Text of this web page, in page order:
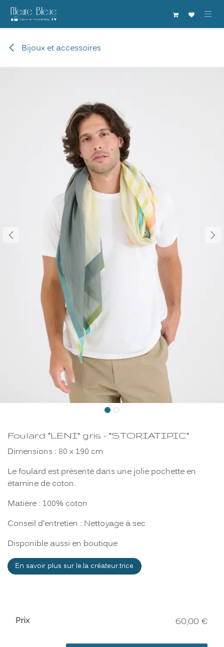
Se rendre au contenu
Bijoux et accessoires
Foulard "LENI" gris - "STORIATIPIC"
Dimensions : 80 x 190 cm
Le foulard est présenté dans une jolie pochette en
étamine de coton.
Matière : 100% coton
Conseil d’entretien : Nettoyage à sec
Disponible aussi en boutique
En savoir plus sur le.la créateur.trice
Prix 60,00 €